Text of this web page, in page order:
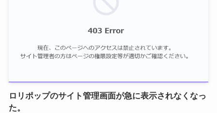
ロリポップのサイト管理画面が急に表示されなくなっ
た。